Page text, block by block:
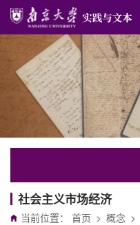
社会主义市场经济
当前位置： 首页 > 概念 >